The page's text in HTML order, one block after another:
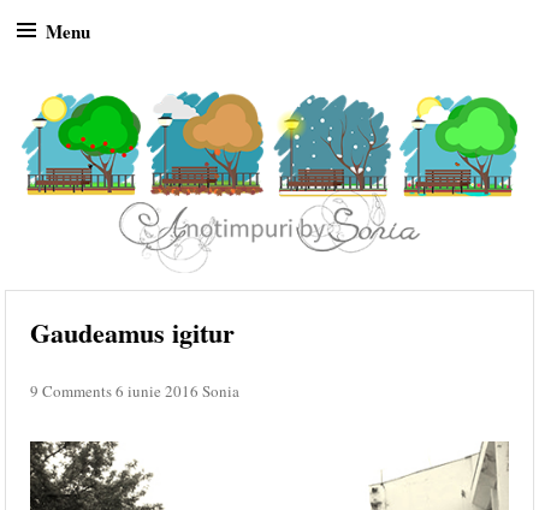
Menu
Gaudeamus igitur
9 Comments6 iunie 2016 Sonia